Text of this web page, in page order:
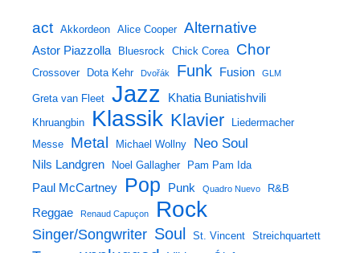
act Akkordeon Alice Cooper Alternative
Astor Piazzolla Bluesrock Chick Corea Chor
Crossover Dota Kehr Dvořák Funk Fusion GLM
Greta van Fleet Jazz Khatia Buniatishvili
Khruangbin Klassik Klavier
Liedermacher
Messe
Metal Michael Wollny Neo Soul
Nils Landgren Noel Gallagher Pam Pam Ida
Paul McCartney Pop Punk Quadro Nuevo R&B
Reggae Renaud Capuçon Rock
Singer/Songwriter Soul St. Vincent Streichquartett